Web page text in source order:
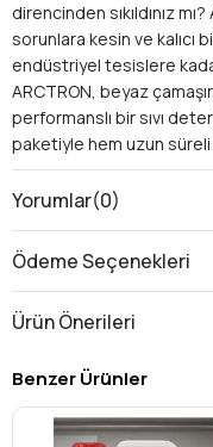
direncinden sıkıldınız
sorunlara kesin ve kalıcı
endüstriyel tesislere
ARCTRON, beyaz
performanslı bir sıvı
paketiyle hem uzun süreli
vaat eder. Beyazlarınızın
yıkamada hijyenin
Üstün Leke
en zorlu lekelerde
sayesinde, inatçı
parlaklık artırıcı
grileşmesini
Her yıkamada
Yorumlar(0)
Ödeme Seçenekleri
Ürün Önerileri
Benzer Ürünler